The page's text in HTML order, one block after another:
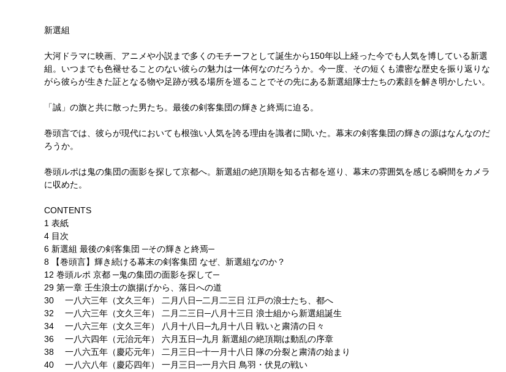
新選組
大河ドラマに映画、アニメや小説まで多くのモチーフとして誕生から150年以上経った今でも人気を博している新選
組。いつまでも色褪せることのない彼らの魅力は一体何なのだろうか。今一度、その短くも濃密な歴史を振り返りな
がら彼らが生きた証となる物や足跡が残る場所を巡ることでその先にある新選組隊士たちの素顔を解き明かしたい。
「誠」の旗と共に散った男たち。最後の剣客集団の輝きと終焉に迫る。
巻頭言では、彼らが現代においても根強い人気を誇る理由を識者に聞いた。幕末の剣客集団の輝きの源はなんなのだ
ろうか。
巻頭ルポは鬼の集団の面影を探して京都へ。新選組の絶頂期を知る古都を巡り、幕末の雰囲気を感じる瞬間をカメラ
に収めた。
CONTENTS
1 表紙
4 目次
6 新選組 最後の剣客集団 ─その輝きと終焉─
8 【巻頭言】輝き続ける幕末の剣客集団 なぜ、新選組なのか？
12 巻頭ルポ 京都 ─鬼の集団の面影を探して─
29 第一章 壬生浪士の旗揚げから、落日への道
30 一八六三年（文久三年） 二月八日─二月二三日 江戸の浪士たち、都へ
32 一八六三年（文久三年） 二月二三日─八月十三日 浪士組から新選組誕生
34 一八六三年（文久三年） 八月十八日─九月十八日 戦いと粛清の日々
36 一八六四年（元治元年） 六月五日─九月 新選組の絶頂期は動乱の序章
38 一八六五年（慶応元年） 二月三日─十一月十八日 隊の分裂と粛清の始まり
40 一八六八年（慶応四年） 一月三日─一月六日 鳥羽・伏見の戦い